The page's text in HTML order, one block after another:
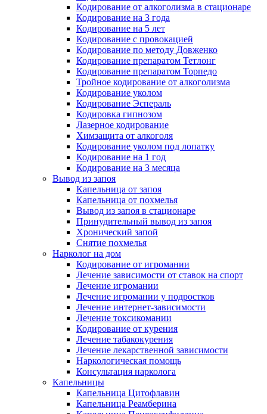
Кодирование от алкоголизма в стационаре
Кодирование на 3 года
Кодирование на 5 лет
Кодирование с провокацией
Кодирование по методу Довженко
Кодирование препаратом Тетлонг
Кодирование препаратом Торпедо
Тройное кодирование от алкоголизма
Кодирование уколом
Кодирование Эспераль
Кодировка гипнозом
Лазерное кодирование
Химзащита от алкоголя
Кодирование уколом под лопатку
Кодирование на 1 год
Кодирование на 3 месяца
Вывод из запоя
Капельница от запоя
Капельница от похмелья
Вывод из запоя в стационаре
Принудительный вывод из запоя
Хронический запой
Снятие похмелья
Нарколог на дом
Кодирование от игромании
Лечение зависимости от ставок на спорт
Лечение игромании
Лечение игромании у подростков
Лечение интернет-зависимости
Лечение токсикомании
Кодирование от курения
Лечение табакокурения
Лечение лекарственной зависимости
Наркологическая помощь
Консультация нарколога
Капельницы
Капельница Цитофлавин
Капельница Реамберина